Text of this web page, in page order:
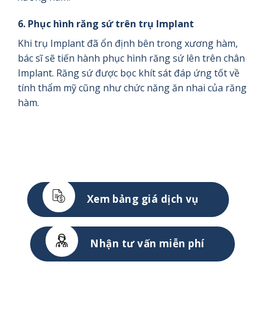
6. Phục hình răng sứ trên trụ Implant
Khi trụ Implant đã ổn định bên trong xương hàm,
bác sĩ sẽ tiến hành phục hình răng sứ lên trên chân
Implant. Răng sứ được bọc khít sát đáp ứng tốt về
tính thẩm mỹ cũng như chức năng ăn nhai của răng
hàm.
Xem bảng giá dịch vụ
Nhận tư vấn miễn phí